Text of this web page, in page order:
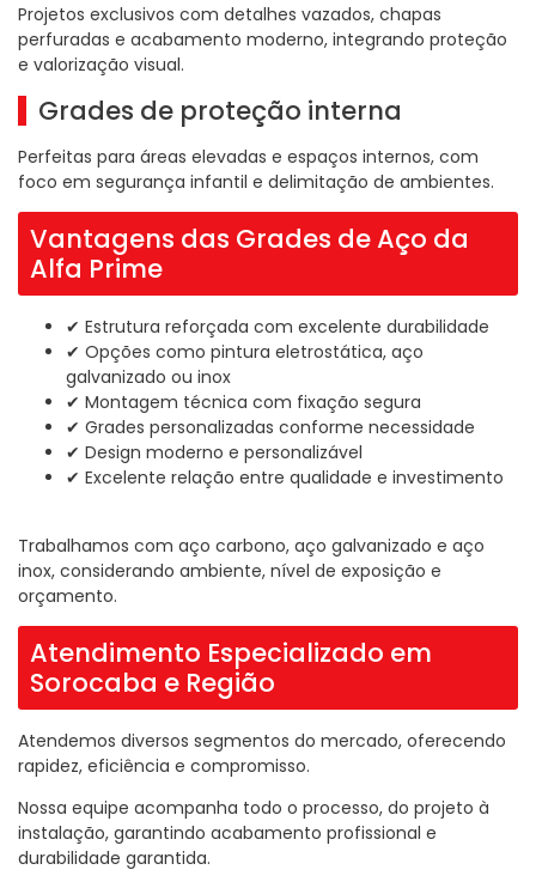
Projetos exclusivos com detalhes vazados, chapas
perfuradas e acabamento moderno, integrando proteção
e valorização visual.
Grades de proteção interna
Perfeitas para áreas elevadas e espaços internos, com
foco em segurança infantil e delimitação de ambientes.
Vantagens das Grades de Aço da
Alfa Prime
✔ Estrutura reforçada com excelente durabilidade
✔ Opções como pintura eletrostática, aço
galvanizado ou inox
✔ Montagem técnica com fixação segura
✔ Grades personalizadas conforme necessidade
✔ Design moderno e personalizável
✔ Excelente relação entre qualidade e investimento
Trabalhamos com aço carbono, aço galvanizado e aço
inox, considerando ambiente, nível de exposição e
orçamento.
Atendimento Especializado em
Sorocaba e Região
Atendemos diversos segmentos do mercado, oferecendo
rapidez, eficiência e compromisso.
Nossa equipe acompanha todo o processo, do projeto à
instalação, garantindo acabamento profissional e
durabilidade garantida.